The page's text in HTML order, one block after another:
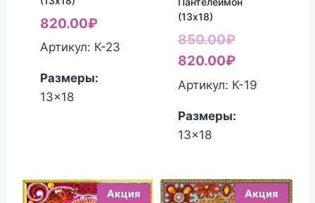
820.00₽
Артикул: К-23
Размеры:
13x18
(13х18)
850.00₽
цена
составляла
820.00₽Текущая
цена:
Артикул: К-19
Размеры:
13x18
Акция Акция